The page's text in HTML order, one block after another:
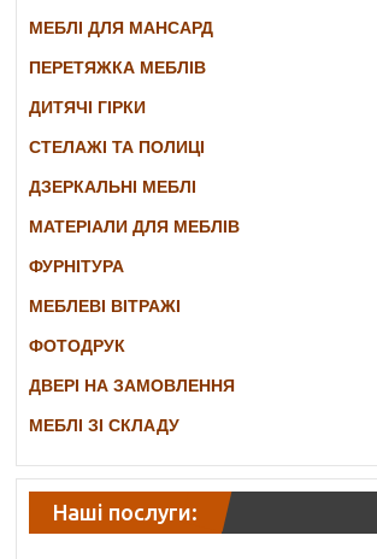
МЕБЛІ ДЛЯ МАНСАРД
ПЕРЕТЯЖКА МЕБЛІВ
ДИТЯЧІ ГІРКИ
СТЕЛАЖІ ТА ПОЛИЦІ
ДЗЕРКАЛЬНІ МЕБЛІ
МАТЕРІАЛИ ДЛЯ МЕБЛІВ
ФУРНІТУРА
МЕБЛЕВІ ВІТРАЖІ
ФОТОДРУК
ДВЕРІ НА ЗАМОВЛЕННЯ
МЕБЛІ ЗІ СКЛАДУ
Наші послуги: